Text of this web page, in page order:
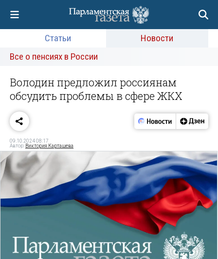
Статьи
Новости
Все о пенсиях в России
Володин предложил россиянам
обсудить проблемы в сфере ЖКХ
09.10.2024 08:17
Автор: Виктория Карташева